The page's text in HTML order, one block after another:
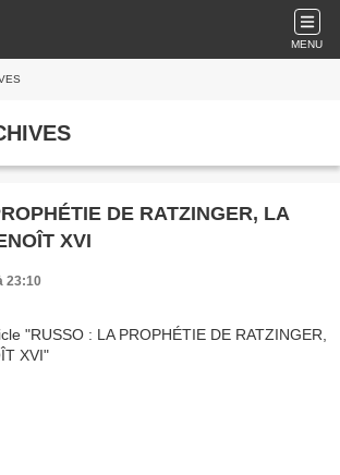
MENU
DE RATZINGER, LA
XVI
23:10